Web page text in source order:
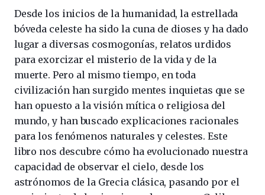
Desde los inicios de la humanidad, la estrellada
bóveda celeste ha sido la cuna de dioses y ha dado
lugar a diversas cosmogonías, relatos urdidos
para exorcizar el misterio de la vida y de la
muerte. Pero al mismo tiempo, en toda
civilización han surgido mentes inquietas que se
han opuesto a la visión mítica o religiosa del
mundo, y han buscado explicaciones racionales
para los fenómenos naturales y celestes. Este
libro nos descubre cómo ha evolucionado nuestra
capacidad de observar el cielo, desde los
astrónomos de la Grecia clásica, pasando por el